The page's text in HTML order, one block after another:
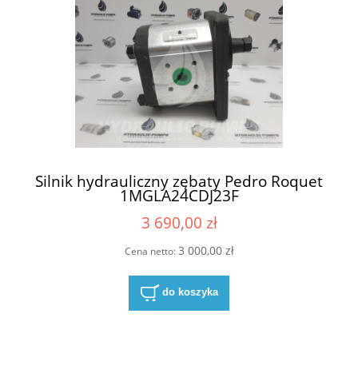
Silnik hydrauliczny zębaty Pedro Roquet
1MGLA24CDJ23F
3 690,00 zł
Cena netto:3 000,00 zł
do koszyka